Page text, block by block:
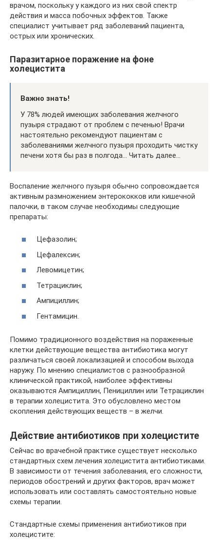
врачом, поскольку у каждого из них свой спектр
действия и масса побочных эффектов. Также
специалист учитывает ряд заболеваний пациента,
острых или хронических.
Паразитарное поражение на фоне
холецистита
Важно знать!
У 78% людей имеющих заболевания желчного
пузыря страдают от проблем с печенью! Врачи
настоятельно рекомендуют пациентам с
заболеваниями желчного пузыря проходить чистку
печени хотя бы раз в полгода… Читать далее…
Воспаление желчного пузыря обычно сопровождается
активным размножением энтерококков или кишечной
палочки, в таком случае необходимы следующие
препараты:
Цефазолин;
Цефалексин;
Левомицетин;
Тетрациклин;
Ампициллин;
Гентамицин.
Помимо традиционного воздействия на пораженные
клетки действующие вещества антибиотика могут
различаться своей локализацией и способом выхода
наружу. По мнению специалистов с разнообразной
клинической практикой, наиболее эффективны
оказываются Ампициллин, Пенициллин или Тетрациклин
в терапии холецистита. Это обусловлено местом
скопления действующих веществ – в желчи.
Действие антибиотиков при холецистите
Сейчас во врачебной практике существует несколько
стандартных схем лечения холецистита антибиотиками.
В зависимости от течения заболевания, его сложности,
периодов обострений и других факторов, врач может
использовать или составлять самостоятельно новые
схемы терапии.
Стандартные схемы применения антибиотиков при
холецистите: